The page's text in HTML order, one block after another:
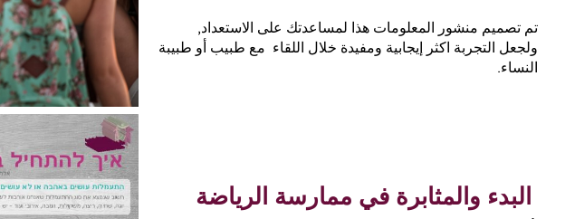
تم تصميم منشور المعلومات هذا لمساعدتك على الاستعداد,
ولجعل التجربة اكثر إيجابية ومفيدة خلال اللقاء مع طبيب أو طبيبة
النساء.
البدء والمثابرة في ممارسة الرياضة